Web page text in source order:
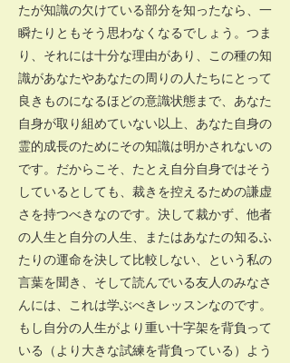
たが知識の欠けている部分を知ったなら、一
瞬たりともそう思わなくなるでしょう。つま
り、それには十分な理由があり、この種の知
識があなたやあなたの周りの人たちにとって
良きものになるほどの意識状態まで、あなた
自身が取り組めていない以上、あなた自身の
霊的成長のためにその知識は明かされないの
です。だからこそ、たとえ自分自身ではそう
しているとしても、裁きを控えるための謙虚
さを持つべきなのです。決して裁かず、他者
の人生と自分の人生、またはあなたの知るふ
たりの運命を決して比較しない、という私の
言葉を聞き、そして読んでいる友人のみなさ
んには、これは学ぶべきレッスンなのです。
もし自分の人生がより重い十字架を背負って
いる（より大きな試練を背負っている）よう